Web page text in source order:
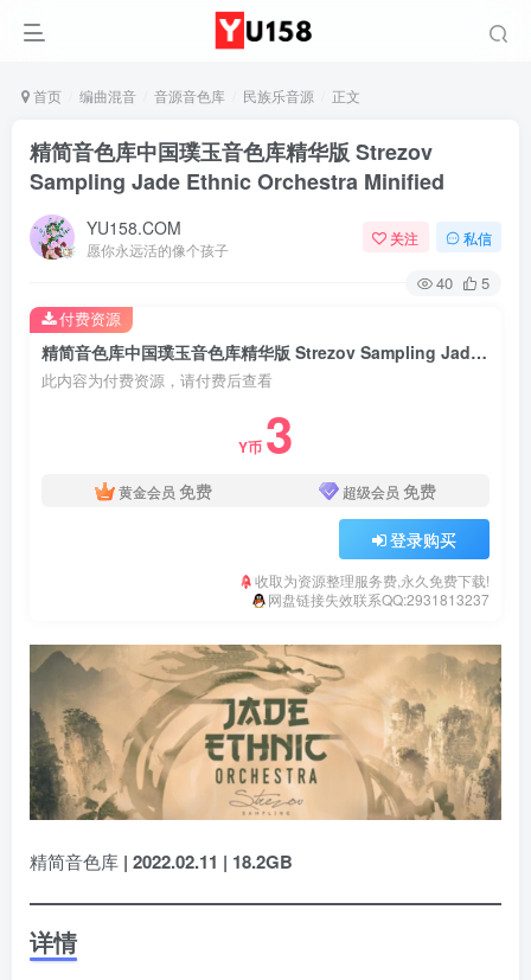
首页 编曲混音 音源音色库 民族乐音源 正文
精简音色库中国璞玉音色库精华版 Strezov
Sampling Jade Ethnic Orchestra Minified
YU158.COM
愿你永远活的像个孩子
关注 私信
40 5
精简音色库中国璞玉音色库精华版 Strezov Sampling Jade Ethnic Orchestra Minified
此内容为付费资源，请付费后查看
Y币 3
黄金会员 免费 超级会员 免费
登录购买
收取为资源整理服务费,永久免费下载!
网盘链接失效联系QQ:2931813237
付费资源
精简音色库 | 2022.02.11 | 18.2GB
详情